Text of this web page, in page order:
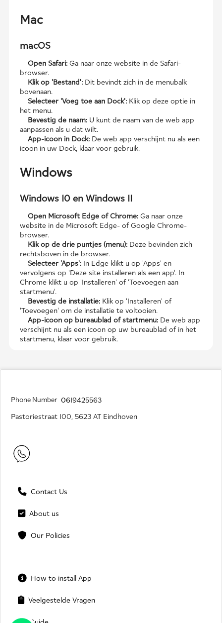
Mac
macOS
Open Safari: Ga naar onze website in de Safari-
browser.
Klik op 'Bestand': Dit bevindt zich in de menubalk
bovenaan.
Selecteer 'Voeg toe aan Dock': Klik op deze optie in
het menu.
Bevestig de naam: U kunt de naam van de web app
aanpassen als u dat wilt.
App-icoon in Dock: De web app verschijnt nu als een
icoon in uw Dock, klaar voor gebruik.
Windows
Windows 10 en Windows 11
Open Microsoft Edge of Chrome: Ga naar onze
website in de Microsoft Edge- of Google Chrome-
browser.
Klik op de drie puntjes (menu): Deze bevinden zich
rechtsboven in de browser.
Selecteer 'Apps': In Edge klikt u op 'Apps' en
vervolgens op 'Deze site installeren als een app'. In
Chrome klikt u op 'Installeren' of 'Toevoegen aan
startmenu'.
Bevestig de installatie:Klik op 'Installeren' of
'Toevoegen' om de installatie te voltooien.
App-icoon op bureaublad of startmenu: De web app
verschijnt nu als een icoon op uw bureaublad of in het
startmenu, klaar voor gebruik.
Phone Number 0619425563
Pastoriestraat 100, 5623 AT Eindhoven
Contact Us
About us
Our Policies
How to install App
Veelgestelde Vragen